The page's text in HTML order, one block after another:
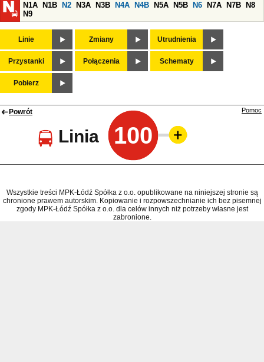
N1A
N1B N2 N3A N3B N4A N4B N5A N5B N6 N7A N7B
N8
N9
Linie Zmiany Utrudnienia
Przystanki Połączenia Schematy
Pobierz
Powrót
Linia 100
Pomoc
Wszystkie treści MPK-Łódź Spółka z o.o. opublikowane na niniejszej stronie są
chronione prawem autorskim. Kopiowanie i rozpowszechnianie ich bez pisemnej
zgody MPK-Łódź Spółka z o.o. dla celów innych niż potrzeby własne jest
zabronione.